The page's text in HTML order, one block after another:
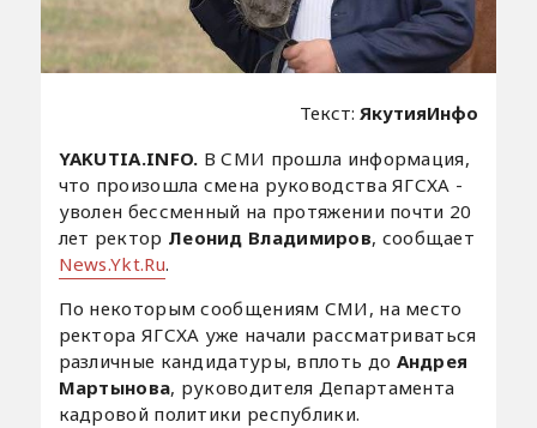
Текст:ЯкутияИнфо
YAKUTIA.INFO. В СМИ прошла информация,
что произошла смена руководства ЯГСХА -
уволен бессменный на протяжении почти 20
лет ректор Леонид Владимиров, сообщает
News.Ykt.Ru.
По некоторым сообщениям СМИ, на место
ректора ЯГСХА уже начали рассматриваться
различные кандидатуры, вплоть до Андрея
Мартынова, руководителя Департамента
кадровой политики республики.